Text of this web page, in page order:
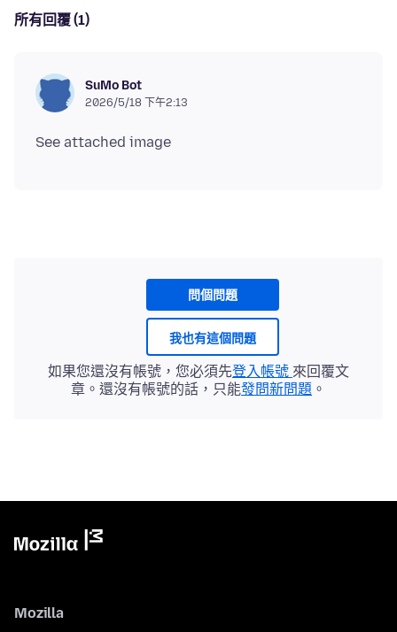
所有回覆 (1)
SuMo Bot
2026/5/18 下午2:13
問個問題
我也有這個問題
如果您還沒有帳號，您必須先登入帳號 來回覆文
章。還沒有帳號的話，只能發問新問題 。
Mozilla